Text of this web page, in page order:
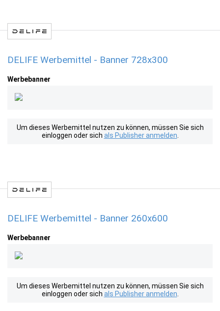
DELIFE Werbemittel - Banner 728x300
Werbebanner
Um dieses Werbemittel nutzen zu können, müssen Sie sich
einloggen oder sich als Publisher anmelden
DELIFE Werbemittel - Banner 260x600
Werbebanner
Um dieses Werbemittel nutzen zu können, müssen Sie sich
einloggen oder sich als Publisher anmelden